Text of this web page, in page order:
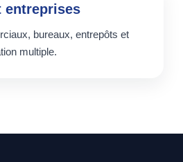
entreprises
bureaux, entrepôts et
multiple.